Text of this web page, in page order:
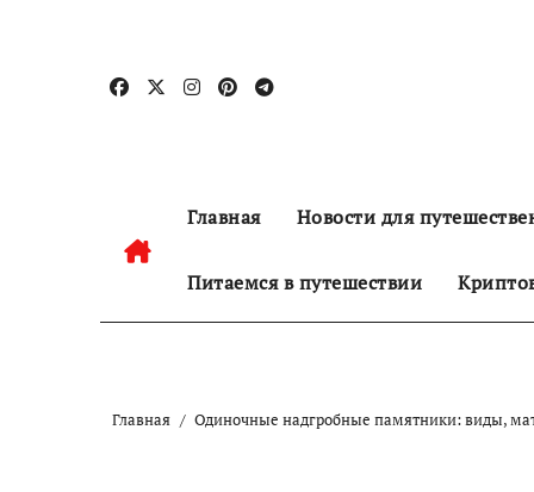
содержанию
Главная Новости для
Питаемся в путешествии
Главная Одиночные надгробные памятники: виды,